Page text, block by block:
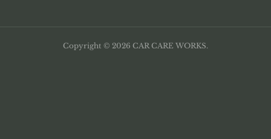
Copyright © 2026 CAR CARE WORKS.